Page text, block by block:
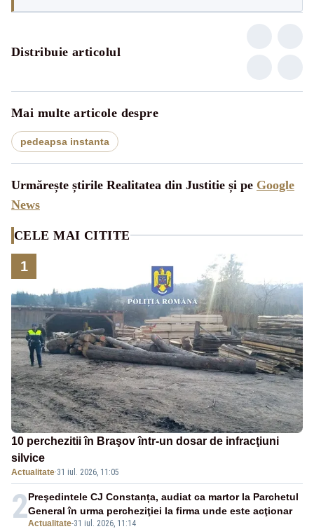
Distribuie articolul
Mai multe articole despre
pedeapsa instanta
Urmărește știrile Realitatea din Justitie și pe Google
News
CELE MAI CITITE
1
10 perchezitii în Braşov într-un dosar de infracţiuni
silvice
Actualitate·31 iul. 2026, 11:05
2Actualitate-31 iul. 2026, 11:14
Preşedintele CJ Constanța, audiat ca martor la Parchetul
General în urma percheziţiei la firma unde este acţionar